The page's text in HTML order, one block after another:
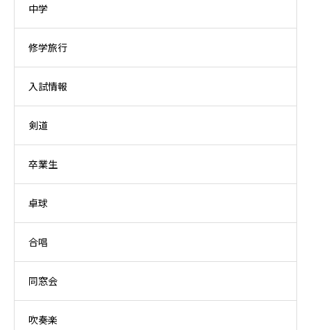
中学
修学旅行
入試情報
剣道
卒業生
卓球
合唱
同窓会
吹奏楽